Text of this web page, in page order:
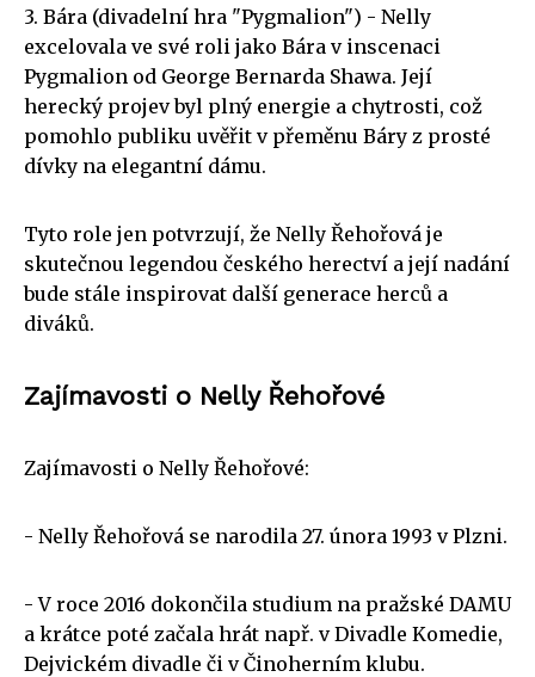
3. Bára (divadelní hra "Pygmalion") - Nelly
excelovala ve své roli jako Bára v inscenaci
Pygmalion od George Bernarda Shawa. Její
herecký projev byl plný energie a chytrosti, což
pomohlo publiku uvěřit v přeměnu Báry z prosté
dívky na elegantní dámu.
Tyto role jen potvrzují, že Nelly Řehořová je
skutečnou legendou českého herectví a její nadání
bude stále inspirovat další generace herců a
diváků.
Zajímavosti o Nelly Řehořové
Zajímavosti o Nelly Řehořové:
- Nelly Řehořová se narodila 27. února 1993 v Plzni.
- V roce 2016 dokončila studium na pražské DAMU
a krátce poté začala hrát např. v Divadle Komedie,
Dejvickém divadle či v Činoherním klubu.